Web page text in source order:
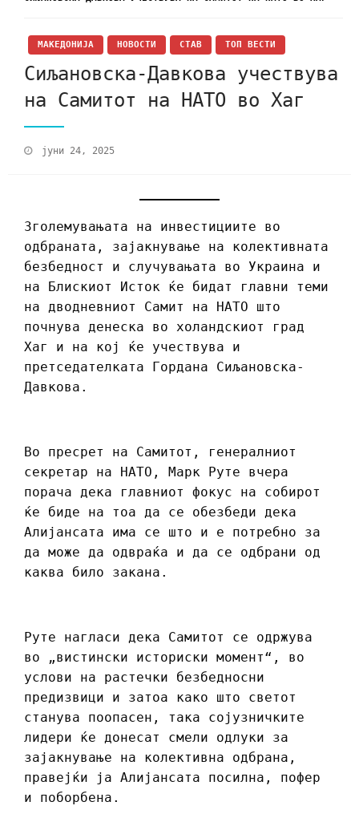
МАКЕДОНИЈА НОВОСТИ СТАВ ТОП ВЕСТИ
Сиљановска-Давкова учествува
на Самитот на НАТО во Хаг
јуни 24, 2025
Зголемувањата на инвестициите во
одбраната, зајакнување на колективната
безбедност и случувањата во Украина и
на Блискиот Исток ќе бидат главни теми
на дводневниот Самит на НАТО што
почнува денеска во холандскиот град
Хаг и на кој ќе учествува и
претседателката Гордана Сиљановска-
Давкова.
Во пресрет на Самитот, генералниот
секретар на НАТО, Марк Руте вчера
порача дека главниот фокус на собирот
ќе биде на тоа да се обезбеди дека
Алијансата има се што и е потребно за
да може да одвраќа и да се одбрани од
каква било закана.
Руте нагласи дека Самитот се одржува
во „вистински историски момент“, во
услови на растечки безбедносни
предизвици и затоа како што светот
станува поопасен, така сојузничките
лидери ќе донесат смели одлуки за
зајакнување на колективна одбрана,
правејќи ја Алијансата посилна, пофер
и поборбена.